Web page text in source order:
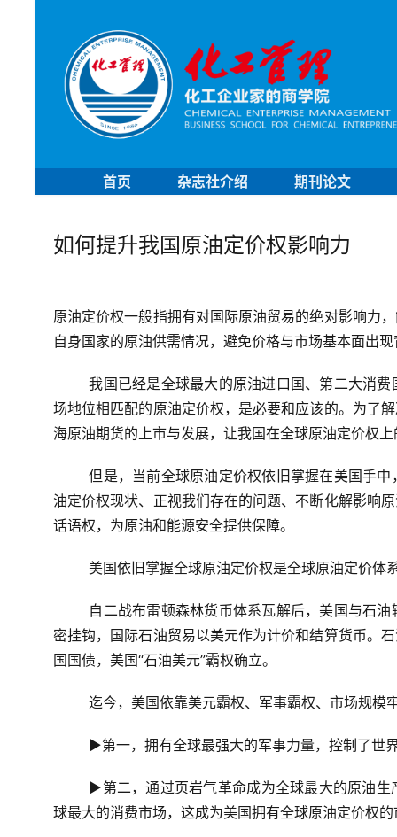
首页 杂志社介绍 期刊论文
如何提升我国原油定价权影响力
原油定价权一般指拥有对国际原油贸易的绝对影响力
自身国家的原油供需情况，避免价格与市场基本面出
我国已经是全球最大的原油进口国、第二大消
场地位相匹配的原油定价权，是必要和应该的。为了
海原油期货的上市与发展，让我国在全球原油定价权
但是，当前全球原油定价权依旧掌握在美国手
油定价权现状、正视我们存在的问题、不断化解影响
话语权，为原油和能源安全提供保障。
美国依旧掌握全球原油定价权是全球原油定价体
自二战布雷顿森林货币体系瓦解后，美国与石
密挂钩，国际石油贸易以美元作为计价和结算货币。
国国债，美国“石油美元”霸权确立。
迄今，美国依靠美元霸权、军事霸权、市场规模
▶第一，拥有全球最强大的军事力量，控制了世
▶第二，通过页岩气革命成为全球最大的原油
球最大的消费市场，这成为美国拥有全球原油定价权